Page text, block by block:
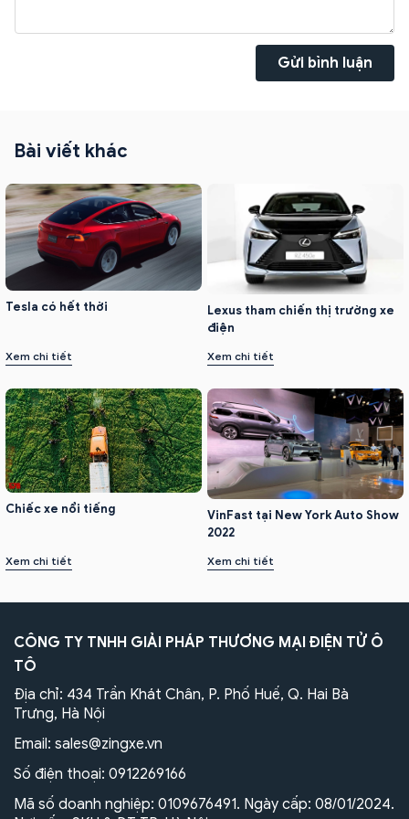
Gửi bình luận
Bài viết khác
Tesla có hết thời
Xem chi tiết
Lexus tham chiến thị trường xe
điện
Xem chi tiết
Chiếc xe nổi tiếng
Xem chi tiết
VinFast tại New York Auto Show
2022
Xem chi tiết
CÔNG TY TNHH GIẢI PHÁP THƯƠNG MẠI ĐIỆN TỬ Ô
TÔ
Địa chỉ: 434 Trần Khát Chân, P. Phố Huế, Q. Hai Bà
Trưng, Hà Nội
Email: sales@zingxe.vn
Số điện thoại: 0912269166
Mã số doanh nghiệp: 0109676491. Ngày cấp: 08/01/2024.